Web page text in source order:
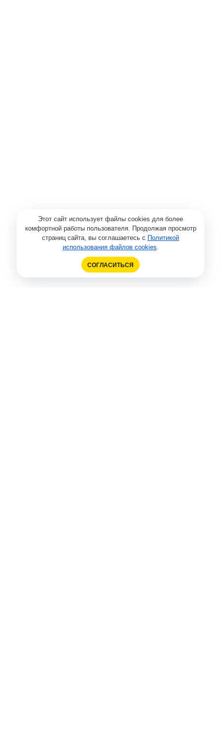
Этот сайт использует файлы cookies для более
комфортной работы пользователя. Продолжая просмотр
страниц сайта, вы соглашаетесь с Политикой
использования файлов cookies.
СОГЛАСИТЬСЯ